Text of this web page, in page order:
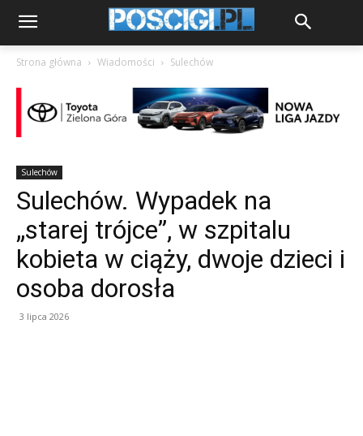
Strona główna Wiadomości Sulechów
Sulechów
Sulechów. Wypadek na
„starej trójce”, w szpitalu
kobieta w ciąży, dwoje dzieci i
osoba dorosła
3 lipca 2026